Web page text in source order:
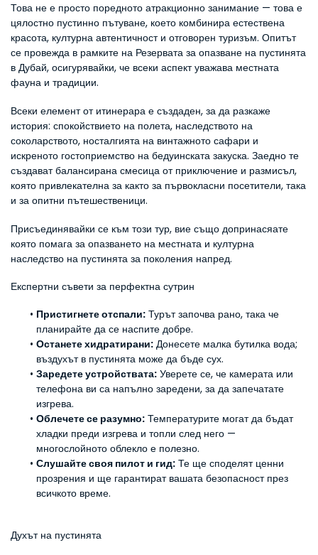
Това не е просто поредното атракционно занимание — това е
цялостно пустинно пътуване, което комбинира естествена
красота, културна автентичност и отговорен туризъм. Опитът
се провежда в рамките на Резервата за опазване на пустинята
в Дубай, осигурявайки, че всеки аспект уважава местната
фауна и традиции.
Всеки елемент от итинерара е създаден, за да разкаже
история: спокойствието на полета, наследството на
соколарството, носталгията на винтажното сафари и
искреното гостоприемство на бедуинската закуска. Заедно те
създават балансирана смесица от приключение и размисъл,
която привлекателна за както за първокласни посетители, така
и за опитни пътешественици.
Присъединявайки се към този тур, вие също допринасяате
която помага за опазването на местната и културна
наследство на пустинята за поколения напред.
Експертни съвети за перфектна сутрин
Пристигнете отспали: Турът започва рано, така че
планирайте да се наспите добре.
Останете хидратирани: Донесете малка бутилка вода;
въздухът в пустинята може да бъде сух.
Заредете устройствата: Уверете се, че камерата или
телефона ви са напълно заредени, за да запечатате
изгрева.
Облечете се разумно: Температурите могат да бъдат
хладки преди изгрева и топли след него —
многослойното облекло е полезно.
Слушайте своя пилот и гид: Те ще споделят ценни
прозрения и ще гарантират вашата безопасност през
всичкото време.
Духът на пустинята